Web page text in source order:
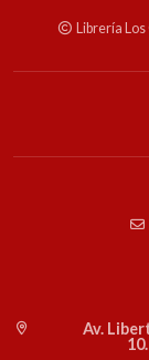
Librería
Av.